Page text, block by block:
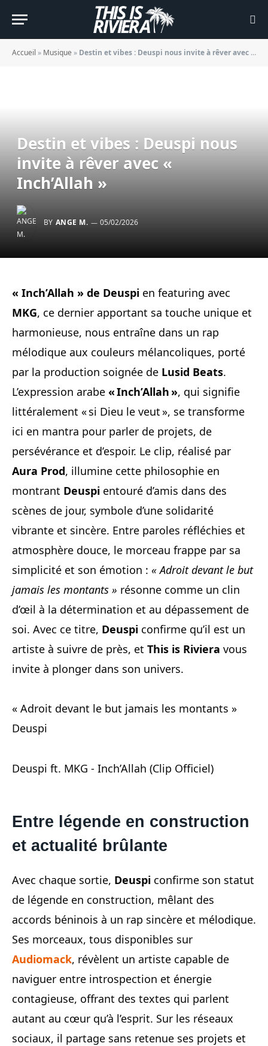
Accueil » Musique » Destin et vibes : Deuspi nous invite à rêver avec « Inch’Allah »
Destin et vibes : Deuspi nous
invite à rêver avec «
Inch’Allah »
BY ANGE M. 05/02/2026
« Inch’Allah » de Deuspi en featuring avec
MKG, ce dernier apportant sa touche unique et
harmonieuse, nous entraîne dans un rap
mélodique aux couleurs mélancoliques, porté
par la production soignée de Lusid Beats.
L’expression arabe « Inch’Allah », qui signifie
littéralement « si Dieu le veut », se transforme
ici en mantra pour parler de projets, de
persévérance et d’espoir. Le clip, réalisé par
Aura Prod, illumine cette philosophie en
montrant Deuspi entouré d’amis dans des
scènes de jour, symbole d’une solidarité
vibrante et sincère. Entre paroles réfléchies et
atmosphère douce, le morceau frappe par sa
simplicité et son émotion : « Adroit devant le but
jamais les montants » résonne comme un clin
d’œil à la détermination et au dépassement de
soi. Avec ce titre, Deuspi confirme qu’il est un
artiste à suivre de près, et This is Riviera vous
invite à plonger dans son univers.
« Adroit devant le but jamais les montants »
Deuspi
Deuspi ft. MKG - Inch’Allah (Clip Officiel)
Entre légende en construction
et actualité brûlante
Avec chaque sortie, Deuspi confirme son statut
de légende en construction, mêlant des
accords béninois à un rap sincère et mélodique.
Ses morceaux, tous disponibles sur
Audiomack, révèlent un artiste capable de
naviguer entre introspection et énergie
contagieuse, offrant des textes qui parlent
autant au cœur qu’à l’esprit. Sur les réseaux
sociaux, il partage sans retenue ses projets et